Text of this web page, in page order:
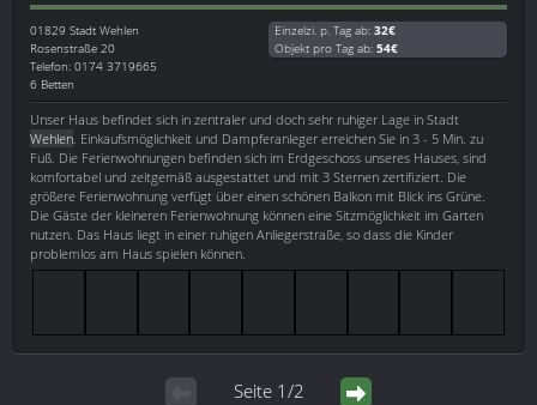
01829 Stadt Wehlen
Rosenstraße 20
Telefon: 0174 3719665
6 Betten
Einzelzi. p. Tag ab: 32€
Objekt pro Tag ab: 54€
Unser Haus befindet sich in zentraler und doch sehr ruhiger Lage in Stadt
Wehlen . Einkaufsmöglichkeit und Dampferanleger erreichen Sie in 3 - 5 Min. zu
Fuß. Die Ferienwohnungen befinden sich im Erdgeschoss unseres Hauses, sind
komfortabel und zeitgemäß ausgestattet und mit 3 Sternen zertifiziert. Die
größere Ferienwohnung verfügt über einen schönen Balkon mit Blick ins Grüne.
Die Gäste der kleineren Ferienwohnung können eine Sitzmöglichkeit im Garten
nutzen. Das Haus liegt in einer ruhigen Anliegerstraße, so dass die Kinder
problemlos am Haus spielen können.
Seite 1/2